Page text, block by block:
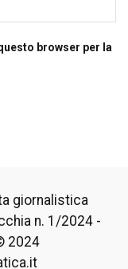
browser per la
giornalistica
n. 1/2024 -
2024